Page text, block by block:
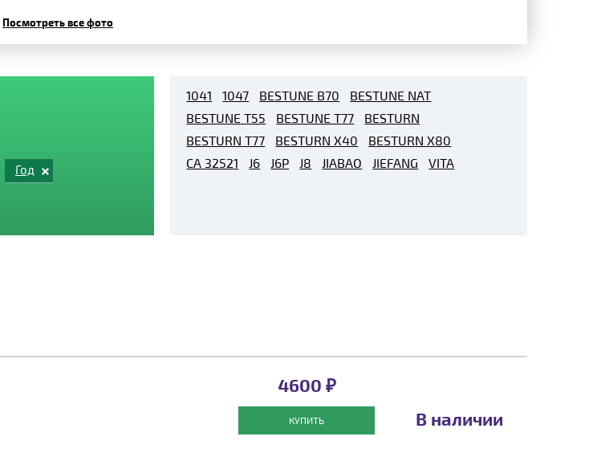
Посмотреть все фото
Год
1041 1047 BESTUNE B70
BESTUNE NAT
BESTUNE T55
BESTUNE T77
BESTURN
BESTURN T77
BESTURN X40
BESTURN X80
CA 32521
J6 J6P J8 JIABAO JIEFANG VITA
4600 ₽
КУПИТЬ В наличии